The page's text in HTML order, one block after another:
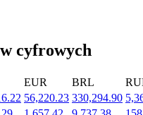
aby zarabiać na popularnych
cyfrowych
EUR BRL
56,220.23 330,294.90